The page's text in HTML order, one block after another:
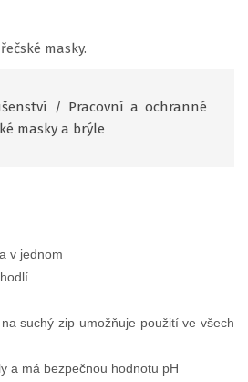
masky.
/ Pracovní a ochranné
masky a brýle
v jednom
suchý zip umožňuje použití ve všech
a má bezpečnou hodnotu pH